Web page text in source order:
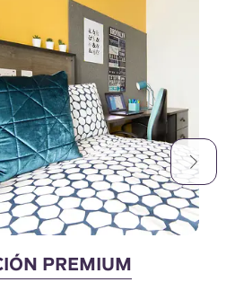
PREMIUM